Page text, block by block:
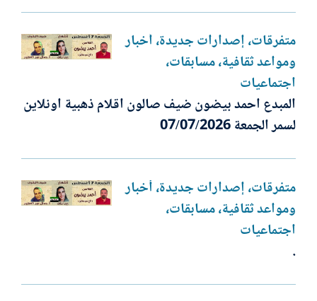
متفرقات، إصدارات جديدة، أخبار
ومواعد ثقافية، مسابقات،
اجتماعيات
المبدع احمد بيضون ضيف صالون اقلام ذهبية اونلاين
لسمر الجمعة 07/07/2026
متفرقات، إصدارات جديدة، أخبار
ومواعد ثقافية، مسابقات،
اجتماعيات
.